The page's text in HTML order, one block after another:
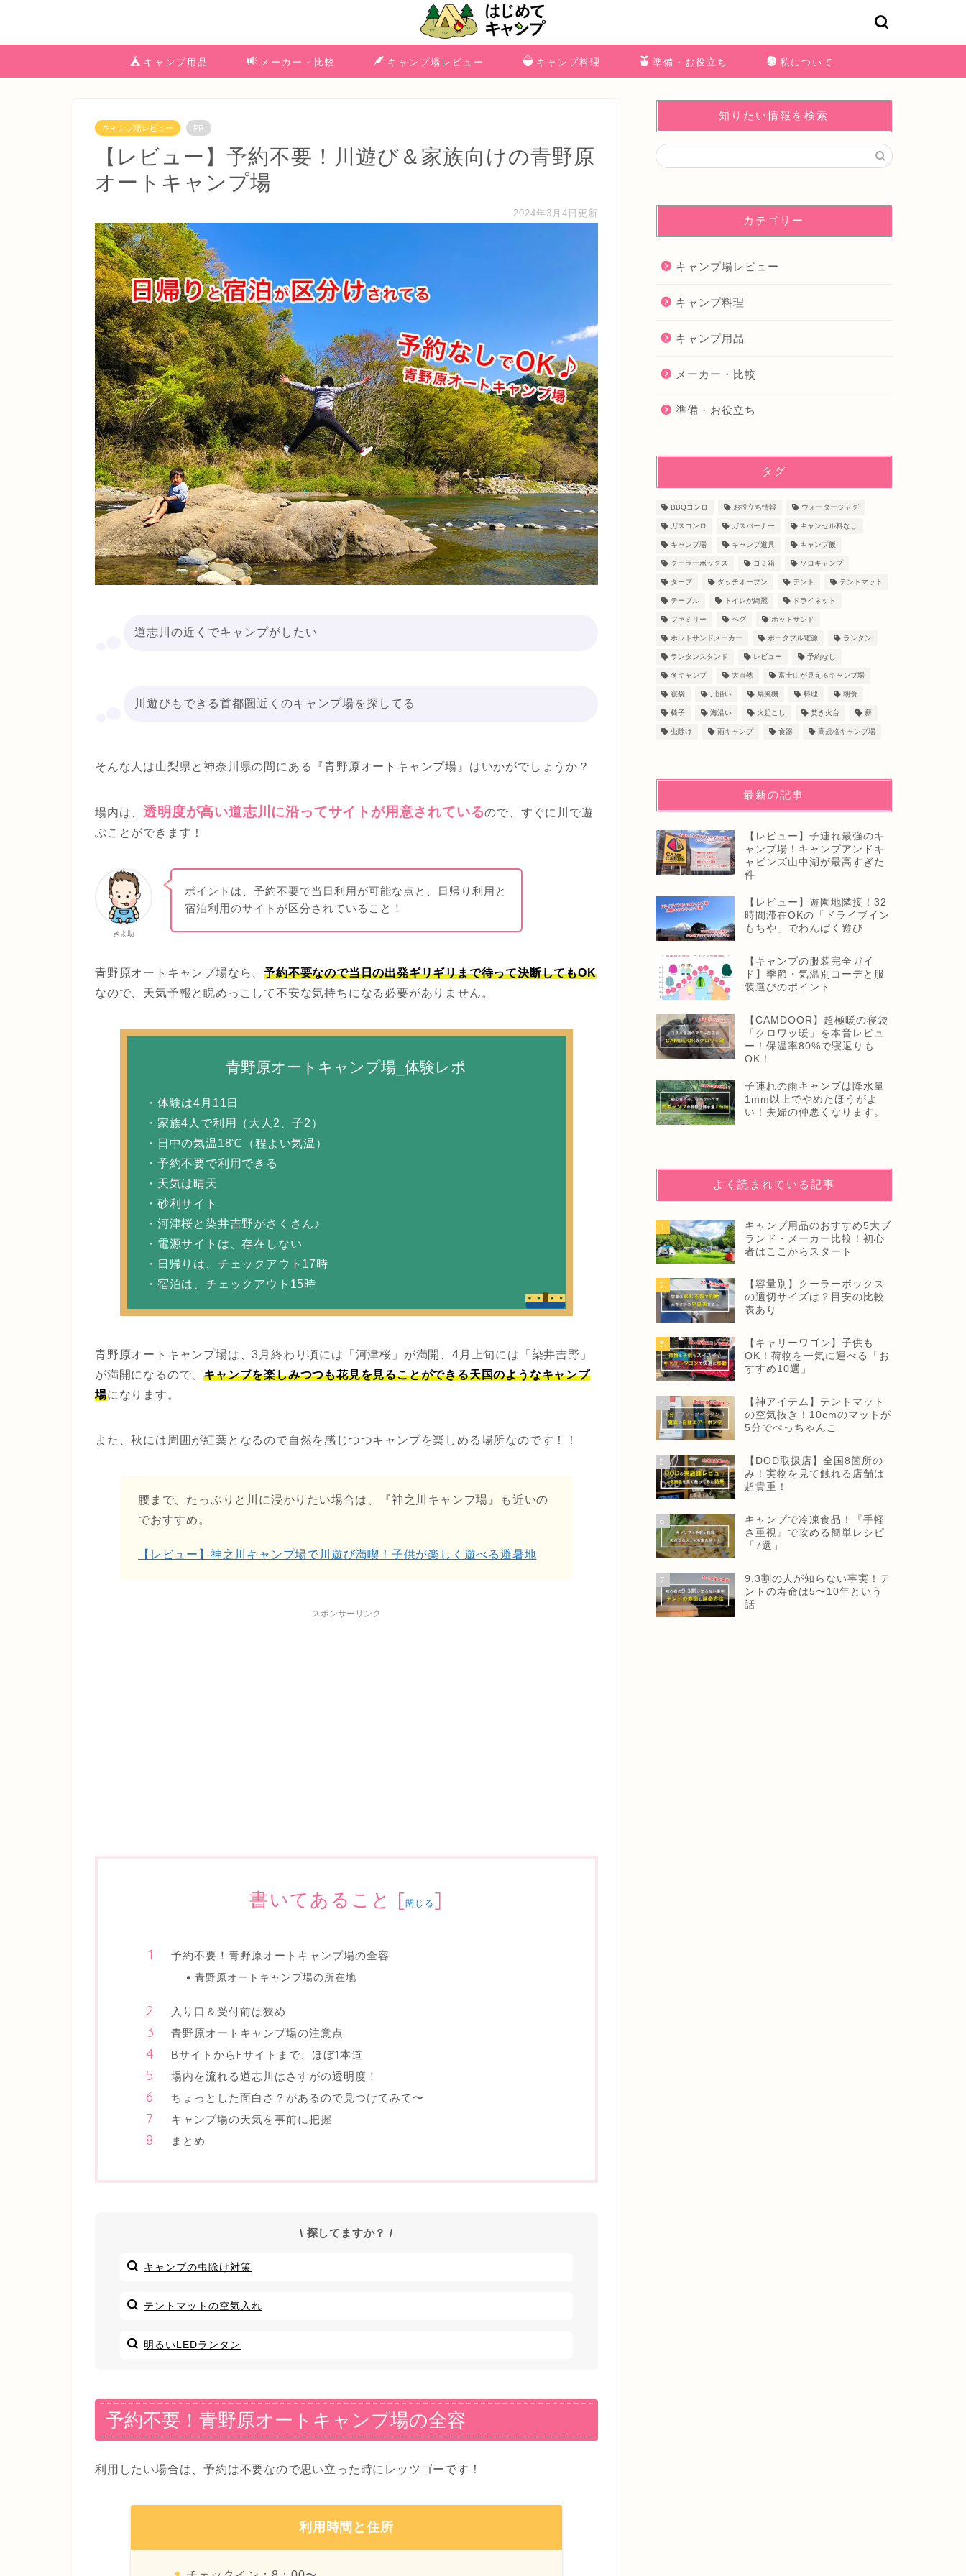
キャンプ用品 メーカー・比較 キャンプ場レビュー キャンプ料理 準備・お役立ち 私について
キャンプ場レビュー PR
【レビュー】予約不要！川遊び＆家族向けの青野原
オートキャンプ場
2024年3月4日更新
道志川の近くでキャンプがしたい
川遊びもできる首都圏近くのキャンプ場を探してる
そんな人は山梨県と神奈川県の間にある『青野原オートキャンプ場』はいかがでしょうか？
場内は、透明度が高い道志川に沿ってサイトが用意されているので、すぐに川で遊
ぶことができます！
きよ助
ポイントは、予約不要で当日利用が可能な点と、日帰り利用と
宿泊利用のサイトが区分されていること！
青野原オートキャンプ場なら、予約不要なので当日の出発ギリギリまで待って決断してもOK
なので、天気予報と睨めっこして不安な気持ちになる必要がありません。
青野原オートキャンプ場_体験レポ
・体験は4月11日
・家族4人で利用（大人2、子2）
・日中の気温18℃（程よい気温）
・予約不要で利用できる
・天気は晴天
・砂利サイト
・河津桜と染井吉野がさくさん♪
・電源サイトは、存在しない
・日帰りは、チェックアウト17時
・宿泊は、チェックアウト15時
青野原オートキャンプ場は、3月終わり頃には「河津桜」が満開、4月上旬には「染井吉野」
が満開になるので、キャンプを楽しみつつも花見を見ることができる天国のようなキャンプ
場になります。
また、秋には周囲が紅葉となるので自然を感じつつキャンプを楽しめる場所なのです！！
腰まで、たっぷりと川に浸かりたい場合は、『神之川キャンプ場』も近いの
でおすすめ。
【レビュー】神之川キャンプ場で川遊び満喫！子供が楽しく遊べる避暑地
スポンサーリンク
書いてあること [閉じる ]
予約不要！青野原オートキャンプ場の全容
青野原オートキャンプ場の所在地
入り口＆受付前は狭め
青野原オートキャンプ場の注意点
BサイトからFサイトまで、ほぼ1本道
場内を流れる道志川はさすがの透明度！
ちょっとした面白さ？があるので見つけてみて〜
キャンプ場の天気を事前に把握
まとめ
\ 探してますか？ /
キャンプの虫除け対策
テントマットの空気入れ
明るいLEDランタン
予約不要！青野原オートキャンプ場の全容
利用したい場合は、予約は不要なので思い立った時にレッツゴーです！
利用時間と住所
知りたい情報を検索
カテゴリー
キャンプ場レビュー
キャンプ料理
キャンプ用品
メーカー・比較
準備・お役立ち
タグ
BBQコンロ お役立ち情報 ウォータージャグ
ガスコンロ ガスバーナー キャンセル料なし
キャンプ場 キャンプ道具 キャンプ飯
クーラーボックス ゴミ箱 ソロキャンプ
タープ ダッチオーブン テント テントマット
テーブル トイレが綺麗 ドライネット
ファミリー ペグ ホットサンド
ホットサンドメーカー ポータブル電源 ランタン
ランタンスタンド レビュー 予約なし
冬キャンプ 大自然 富士山が見えるキャンプ場
寝袋 川沿い 扇風機 料理 朝食
椅子 海沿い 火起こし 焚き火台 薪
虫除け 雨キャンプ 食器 高規格キャンプ場
最新の記事
【レビュー】子連れ最強のキ
ャンプ場！キャンプアンドキ
ャビンズ山中湖が最高すぎた
件
【レビュー】遊園地隣接！32
時間滞在OKの「ドライブイン
もちや」でわんぱく遊び
【キャンプの服装完全ガイ
ド】季節・気温別コーデと服
装選びのポイント
【CAMDOOR】超極暖の寝袋
「クロワッ暖」を本音レビュ
ー！保温率80%で寝返りも
OK！
子連れの雨キャンプは降水量
1mm以上でやめたほうがよ
い！夫婦の仲悪くなります。
よく読まれている記事
1
キャンプ用品のおすすめ5大ブ
ランド・メーカー比較！初心
者はここからスタート
2
【容量別】クーラーボックス
の適切サイズは？目安の比較
表あり
3
【キャリーワゴン】子供も
OK！荷物を一気に運べる「お
すすめ10選」
4
【神アイテム】テントマット
の空気抜き！10cmのマットが
5分でぺっちゃんこ
5
【DOD取扱店】全国8箇所の
み！実物を見て触れる店舗は
超貴重！
6
キャンプで冷凍食品！『手軽
さ重視』で攻める簡単レシピ
「7選」
7
9.3割の人が知らない事実！テ
ントの寿命は5〜10年という
話